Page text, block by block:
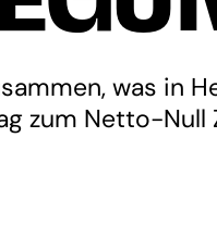
was in
zum Netto-Null